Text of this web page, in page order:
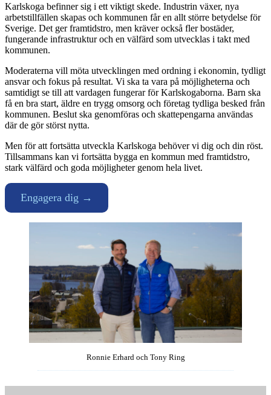
Karlskoga befinner sig i ett viktigt skede. Industrin växer, nya
arbetstillfällen skapas och kommunen får en allt större betydelse för
Sverige. Det ger framtidstro, men kräver också fler bostäder,
fungerande infrastruktur och en välfärd som utvecklas i takt med
kommunen.
Moderaterna vill möta utvecklingen med ordning i ekonomin, tydligt
ansvar och fokus på resultat. Vi ska ta vara på möjligheterna och
samtidigt se till att vardagen fungerar för Karlskogaborna. Barn ska
få en bra start, äldre en trygg omsorg och företag tydliga besked från
kommunen. Beslut ska genomföras och skattepengarna användas
där de gör störst nytta.
Men för att fortsätta utveckla Karlskoga behöver vi dig och din röst.
Tillsammans kan vi fortsätta bygga en kommun med framtidstro,
stark välfärd och goda möjligheter genom hela livet.
Engagera dig →
Ronnie Erhard och Tony Ring